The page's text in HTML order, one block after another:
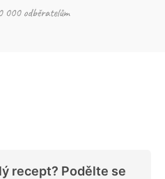
recept? Podělte se